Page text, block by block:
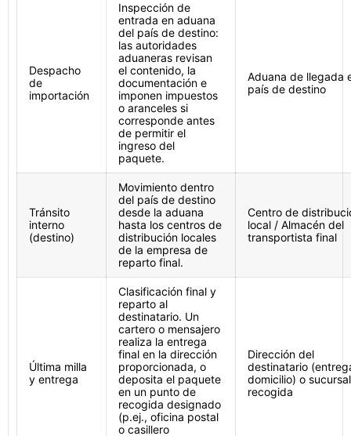
Despacho
de
importación
Inspección de
entrada en aduana
del país de destino:
las autoridades
aduaneras revisan
el contenido, la
documentación e
imponen impuestos
o aranceles si
corresponde antes
de permitir el
ingreso del
paquete.
Aduana de llegada
país de destino
Tránsito
interno
(destino)
Movimiento dentro
del país de destino
desde la aduana
hasta los centros de
distribución locales
de la empresa de
reparto final.
Centro de
local / Almacén del
transportista final
Última milla
y entrega
Clasificación final y
reparto al
destinatario. Un
cartero o mensajero
realiza la entrega
final en la dirección
proporcionada, o
deposita el paquete
en un punto de
recogida designado
(p.ej., oficina postal
o casillero
Dirección del
destinatario
domicilio) o
recogida